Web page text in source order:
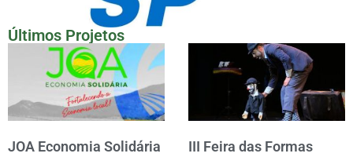
Últimos Projetos
JOA Economia Solidária
III Feira das Formas